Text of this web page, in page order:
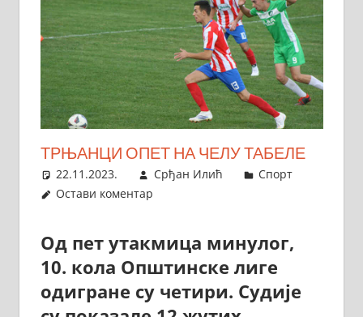
ТРЊАНЦИ ОПЕТ НА ЧЕЛУ ТАБЕЛЕ
22.11.2023. Срђан Илић
Спорт
Остави коментар
Од пет утакмица минулог,
10. кола Општинске лиге
одигране су четири. Судије